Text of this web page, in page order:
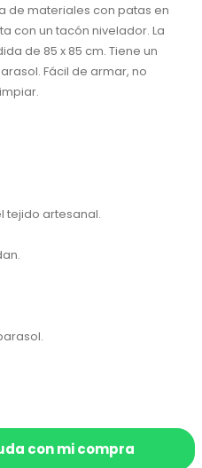
de materiales con patas en
con un tacón nivelador. La
de 85 x 85 cm. Tiene un
Fácil de armar, no
tejido artesanal.
con mi compra